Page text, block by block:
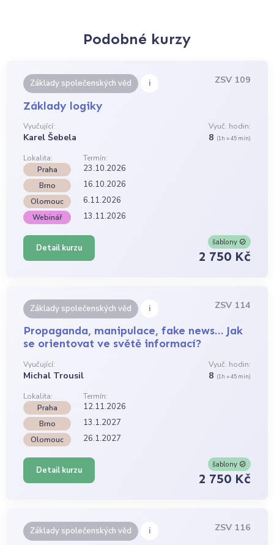
Podobné kurzy
Základy společenských věd i ZSV 109
Základy logiky
Vyučující:
Karel Šebela
Vyuč. hodin:
8 (1h = 45 min)
Lokalita:
Termín:
Praha
23.10.2026
Brno 16.10.2026
Olomouc 6.11.2026
Webinář 13.11.2026
Detail kurzu
šablony
2 750 Kč
Základy společenských věd i ZSV 114
Propaganda, manipulace, fake news… Jak
se orientovat ve světě informací?
Vyučující:
Michal Trousil
Vyuč. hodin:
8 (1h = 45 min)
Lokalita:
Termín:
Praha
12.11.2026
Brno 13.1.2027
Olomouc 26.1.2027
Detail kurzu
šablony
2 750 Kč
Základy společenských věd i ZSV 116